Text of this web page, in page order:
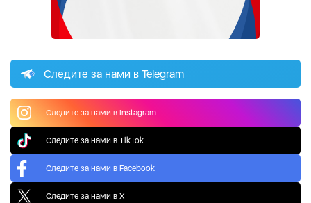
Следите за нами в Telegram
Следите за нами в Instagram
Следите за нами в TikTok
Следите за нами в Facebook
Следите за нами в X